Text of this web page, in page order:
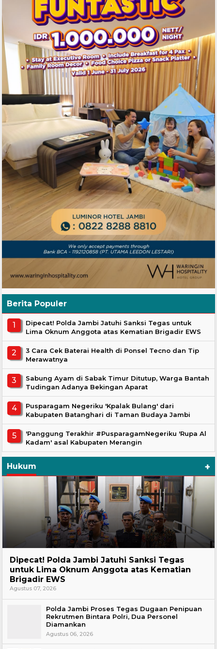
Berita Populer
Dipecat! Polda Jambi Jatuhi Sanksi Tegas untuk
Lima Oknum Anggota atas Kematian Brigadir EWS
3 Cara Cek Baterai Health di Ponsel Tecno dan Tip
Merawatnya
Sabung Ayam di Sabak Timur Ditutup, Warga Bantah
Tudingan Adanya Bekingan Aparat
Pusparagam Negeriku 'Kpalak Bulang' dari
Kabupaten Batanghari di Taman Budaya Jambi
'Panggung Terakhir #PusparagamNegeriku 'Rupa Al
Kadam' asal Kabupaten Merangin
Hukum +
Dipecat! Polda Jambi Jatuhi Sanksi Tegas
untuk Lima Oknum Anggota atas Kematian
Brigadir EWS
Agustus 07, 2026
Polda Jambi Proses Tegas Dugaan Penipuan
Rekrutmen Bintara Polri, Dua Personel
Diamankan
Agustus 06, 2026